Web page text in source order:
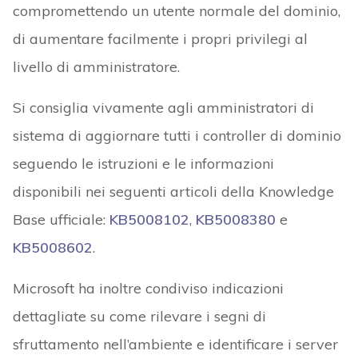
compromettendo un utente normale del dominio,
di aumentare facilmente i propri privilegi al
livello di amministratore.
Si consiglia vivamente agli amministratori di
sistema di aggiornare tutti i controller di dominio
seguendo le istruzioni e le informazioni
disponibili nei seguenti articoli della Knowledge
Base ufficiale: KB5008102, KB5008380 e
KB5008602.
Microsoft ha inoltre condiviso indicazioni
dettagliate su come rilevare i segni di
sfruttamento nell’ambiente e identificare i server